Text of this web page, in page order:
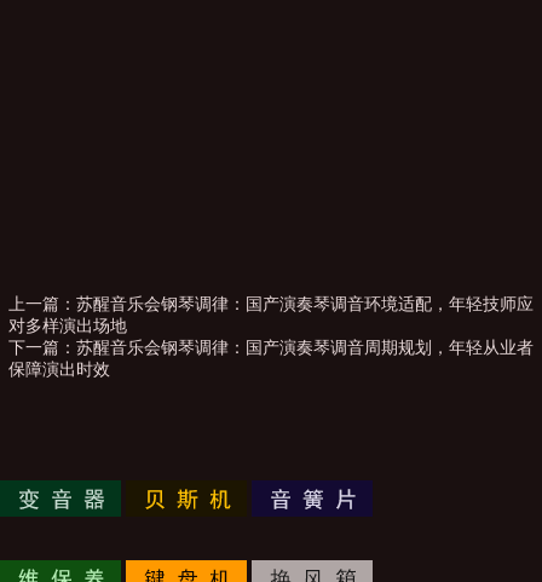
上一篇： 苏醒音乐会钢琴调律：国产演奏琴调音环境适配，年轻技师应
对多样演出场地
下一篇： 苏醒音乐会钢琴调律：国产演奏琴调音周期规划，年轻从业者
保障演出时效